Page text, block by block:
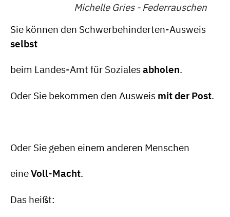
Michelle Gries - Federrauschen
Sie können den Schwerbehinderten-Ausweis
selbst
beim Landes-Amt für Sozialesabholen.
Oder Sie bekommen den Ausweis mit der Post.
Oder Sie geben einem anderen Menschen
eineVoll-Macht.
Das heißt: